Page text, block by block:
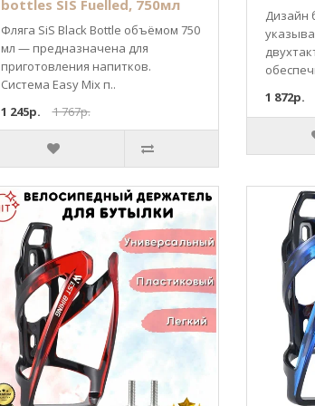
bottles SIS Fuelled, 750мл
Фляга SiS Black Bottle объёмом 750
мл — предназначена для
приготовления напитков.
Система Easy Mix п..
1 245р.
1 767р.
Дизайн
1 872р.